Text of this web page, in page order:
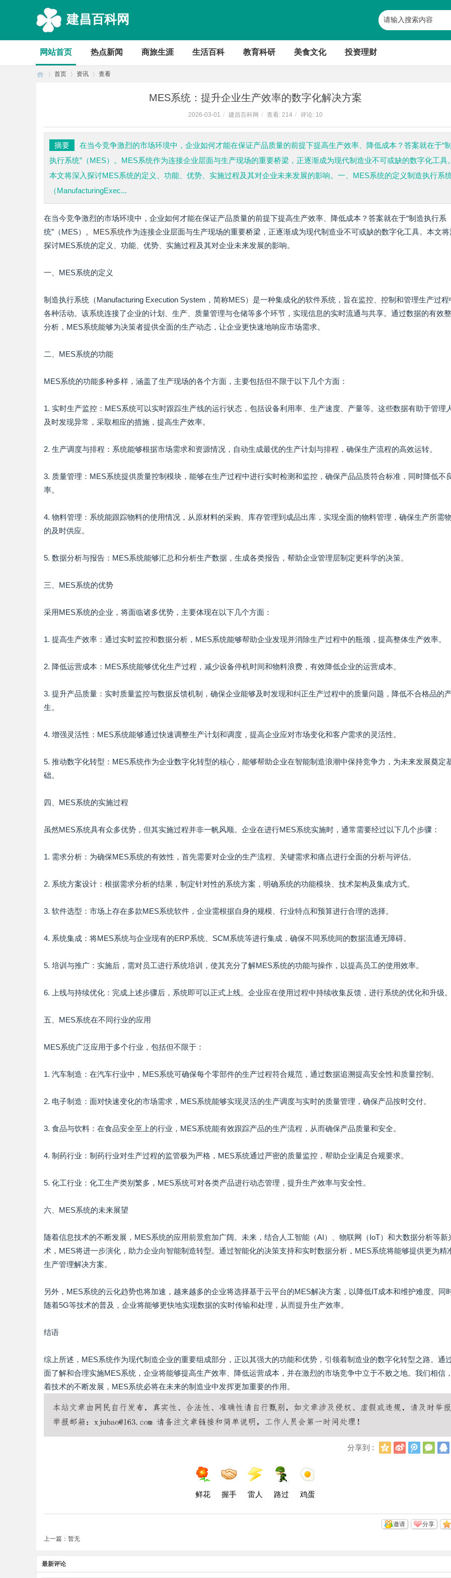
建昌百科网
网站首页 热点新闻 商旅生涯 生活百科 教育科研 美食文化 投资理财
首页 资讯 查看
MES系统：提升企业生产效率的数字化解决方案
2026-03-01 / 建昌百科网 / 查看: 214 / 评论: 10
摘要
在当今竞争激烈的市场环境中，企业如何才能在保证产品质量的前提下提高生产效率、降低成本？答案就在于“
执行系统”（MES）。MES系统作为连接企业层面与生产现场的重要桥梁，正逐渐成为现代制造业不可或缺的数字化工具
本文将深入探讨MES系统的定义、功能、优势、实施过程及其对企业未来发展的影响。一、MES系统的定义制造执行系
（ManufacturingExec...
在当今竞争激烈的市场环境中，企业如何才能在保证产品质量的前提下提高生产效率、降低成本？答案就在于“制造执行系
统”（MES）。 MES系统作为连接企业层面与生产现场的重要桥梁，正逐渐成为现代制造业不可或缺的数字化工具。本文
探讨MES系统的定义、功能、优势、实施过程及其对企业未来发展的影响。
一、MES系统的定义
制造执行系统（Manufacturing Execution System，简称MES）是一种集成化的软件系统，旨在监控、控制和管理生产过程
各种活动。该系统连接了企业的计划、生产、质量管理与仓储等多个环节，实现信息的实时流通与共享。通过数据的有效
分析，MES系统能够为决策者提供全面的生产动态，让企业更快速地响应市场需求。
二、MES系统的功能
MES系统的功能多种多样，涵盖了生产现场的各个方面，主要包括但不限于以下几个方面：
1. 实时生产监控：MES系统可以实时跟踪生产线的运行状态，包括设备利用率、生产速度、产量等。这些数据有助于管理
及时发现异常，采取相应的措施，提高生产效率。
2. 生产调度与排程：系统能够根据市场需求和资源情况，自动生成最优的生产计划与排程，确保生产流程的高效运转。
3. 质量管理：MES系统提供质量控制模块，能够在生产过程中进行实时检测和监控，确保产品品质符合标准，同时降低不
率。
4. 物料管理：系统能跟踪物料的使用情况，从原材料的采购、库存管理到成品出库，实现全面的物料管理，确保生产所需
的及时供应。
5. 数据分析与报告：MES系统能够汇总和分析生产数据，生成各类报告，帮助企业管理层制定更科学的决策。
三、MES系统的优势
采用MES系统的企业，将面临诸多优势，主要体现在以下几个方面：
1. 提高生产效率：通过实时监控和数据分析，MES系统能够帮助企业发现并消除生产过程中的瓶颈，提高整体生产效率。
2. 降低运营成本：MES系统能够优化生产过程，减少设备停机时间和物料浪费，有效降低企业的运营成本。
3. 提升产品质量：实时质量监控与数据反馈机制，确保企业能够及时发现和纠正生产过程中的质量问题，降低不合格品的
生。
4. 增强灵活性：MES系统能够通过快速调整生产计划和调度，提高企业应对市场变化和客户需求的灵活性。
5. 推动数字化转型：MES系统作为企业数字化转型的核心，能够帮助企业在智能制造浪潮中保持竞争力，为未来发展奠定
础。
四、MES系统的实施过程
虽然MES系统具有众多优势，但其实施过程并非一帆风顺。企业在进行MES系统实施时，通常需要经过以下几个步骤：
1. 需求分析：为确保MES系统的有效性，首先需要对企业的生产流程、关键需求和痛点进行全面的分析与评估。
2. 系统方案设计：根据需求分析的结果，制定针对性的系统方案，明确系统的功能模块、技术架构及集成方式。
3. 软件选型：市场上存在多款MES系统软件，企业需根据自身的规模、行业特点和预算进行合理的选择。
4. 系统集成：将MES系统与企业现有的ERP系统、SCM系统等进行集成，确保不同系统间的数据流通无障碍。
5. 培训与推广：实施后，需对员工进行系统培训，使其充分了解MES系统的功能与操作，以提高员工的使用效率。
6. 上线与持续优化：完成上述步骤后，系统即可以正式上线。企业应在使用过程中持续收集反馈，进行系统的优化和升级
五、MES系统在不同行业的应用
MES系统广泛应用于多个行业，包括但不限于：
1. 汽车制造：在汽车行业中，MES系统可确保每个零部件的生产过程符合规范，通过数据追溯提高安全性和质量控制。
2. 电子制造：面对快速变化的市场需求，MES系统能够实现灵活的生产调度与实时的质量管理，确保产品按时交付。
3. 食品与饮料：在食品安全至上的行业，MES系统能有效跟踪产品的生产流程，从而确保产品质量和安全。
4. 制药行业：制药行业对生产过程的监管极为严格，MES系统通过严密的质量监控，帮助企业满足合规要求。
5. 化工行业：化工生产类别繁多，MES系统可对各类产品进行动态管理，提升生产效率与安全性。
六、MES系统的未来展望
随着信息技术的不断发展，MES系统的应用前景愈加广阔。未来，结合人工智能（AI）、物联网（IoT）和大数据分析等新
术，MES将进一步演化，助力企业向智能制造转型。通过智能化的决策支持和实时数据分析，MES系统将能够提供更为精
生产管理解决方案。
另外，MES系统的云化趋势也将加速，越来越多的企业将选择基于云平台的MES解决方案，以降低IT成本和维护难度。同
随着5G等技术的普及，企业将能够更快地实现数据的实时传输和处理，从而提升生产效率。
结语
综上所述，MES系统作为现代制造企业的重要组成部分，正以其强大的功能和优势，引领着制造业的数字化转型之路。通
面了解和合理实施MES系统，企业将能够提高生产效率、降低运营成本，并在激烈的市场竞争中立于不败之地。我们相信
着技术的不断发展，MES系统必将在未来的制造业中发挥更加重要的作用。
分享到 :
Q
新
浪
腾
讯
微
信
鲜花 握手 雷人 路过 鸡蛋
分享
邀请
上一篇：暂无
最新评论